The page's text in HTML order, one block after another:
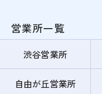
営業所一覧
渋谷営業所
自由が丘営業所